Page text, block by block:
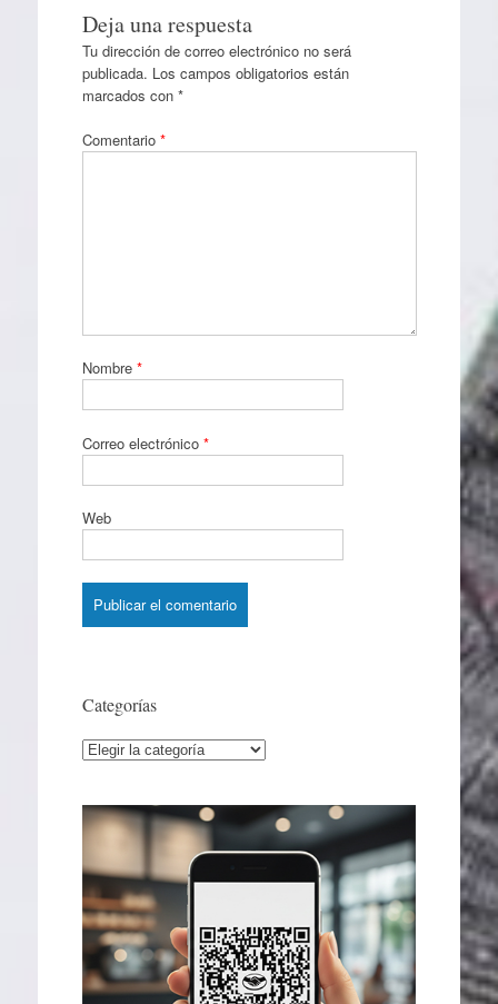
Deja una respuesta
Tu dirección de correo electrónico no será
publicada. Los campos obligatorios están
marcados con *
Comentario *
Nombre *
Correo electrónico *
Web
Categorías
Categorías